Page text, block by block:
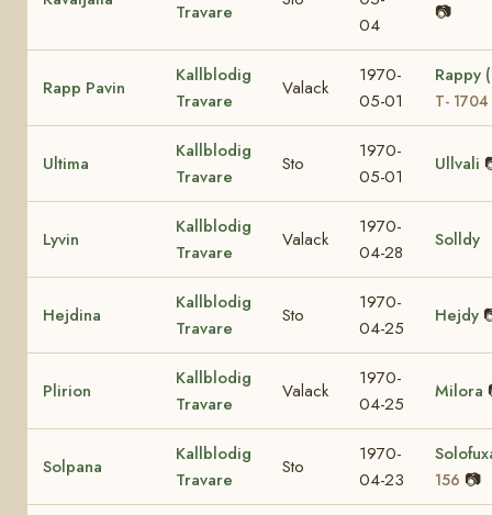
Travare
04
📷
Rapp Pavin
Kallblodig
Travare
Valack
1970-
05-01
Rappy
T- 1704
Ultima
Kallblodig
Travare
Sto
1970-
05-01
Ullvali
Lyvin
Kallblodig
Travare
Valack
1970-
04-28
Solldy
Hejdina
Kallblodig
Travare
Sto
1970-
04-25
Hejdy
Plirion
Kallblodig
Travare
Valack
1970-
04-25
Milora
Solpana
Kallblodig
Travare
Sto
1970-
04-23
156 📷